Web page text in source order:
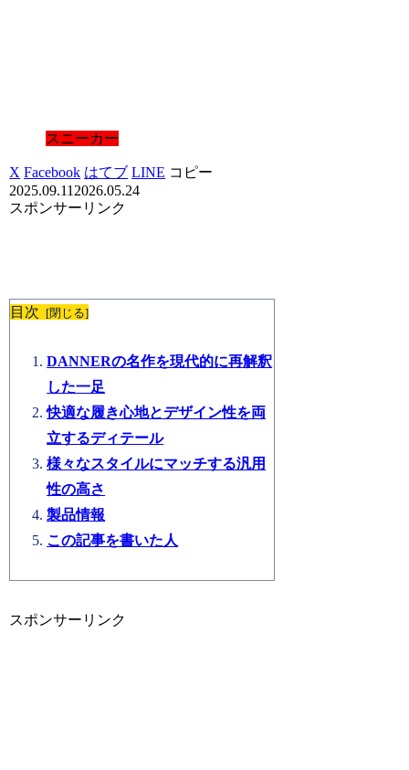
スニーカー
X Facebook はてブ LINE コピー
2025.09.11 2026.05.24
スポンサーリンク
目次
DANNERの名作を現代的に再解釈
した一足
快適な履き心地とデザイン性を両
立するディテール
様々なスタイルにマッチする汎用
性の高さ
製品情報
この記事を書いた人
スポンサーリンク